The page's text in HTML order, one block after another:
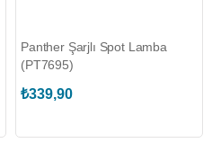
Panther Şarjlı Spot Lamba
(PT7695)
₺339,90